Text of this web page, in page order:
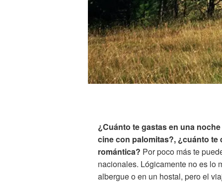
¿Cuánto te gastas en una
cine con palomitas?, ¿cuánto te
romántica? Por poco más te
nacionales. Lógicamente no es lo
albergue o en un hostal, pero el